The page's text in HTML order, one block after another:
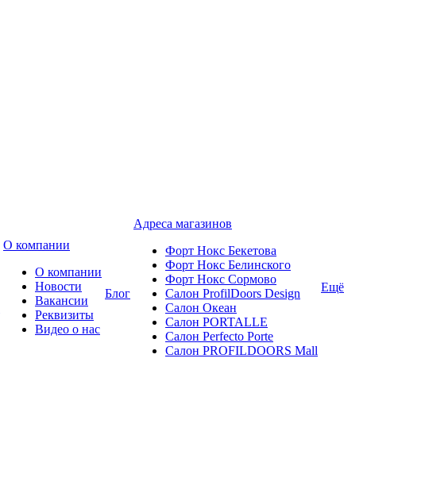
О компании
О компании
Новости
Вакансии
Реквизиты
Видео о нас
Блог
Адреса магазинов
Форт Нокс Бекетова
Форт Нокс Белинского
Форт Нокс Сормово
Салон ProfilDoors Design
Салон Океан
Салон PORTALLE
Салон Perfecto Portе
Салон PROFILDOORS Mall
Ещё